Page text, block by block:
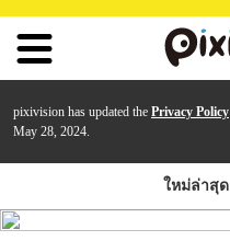
pixivision has updated the Privacy Policy
May 28, 2024.
ใหม่ล่าสุด